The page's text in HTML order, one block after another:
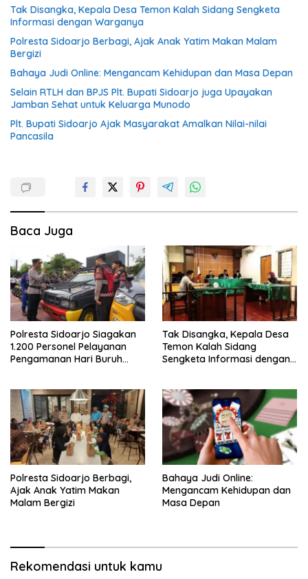
Tak Disangka, Kepala Desa Temon Kalah Sidang Sengketa
Informasi dengan Warganya
Polresta Sidoarjo Berbagi, Ajak Anak Yatim Makan Malam
Bergizi
Bahaya Judi Online: Mengancam Kehidupan dan Masa Depan
Selain RTLH dan BPJS Plt. Bupati Sidoarjo juga Upayakan
Jamban Sehat untuk Keluarga Munodo
Plt. Bupati Sidoarjo Ajak Masyarakat Amalkan Nilai-nilai
Pancasila
Baca Juga
Polresta Sidoarjo Siagakan
1.200 Personel Pelayanan
Pengamanan Hari Buruh
Tak Disangka, Kepala Desa
Temon Kalah Sidang
Sengketa Informasi dengan
Polresta Sidoarjo Berbagi,
Ajak Anak Yatim Makan
Malam Bergizi
Bahaya Judi Online:
Mengancam Kehidupan dan
Masa Depan
Rekomendasi untuk kamu